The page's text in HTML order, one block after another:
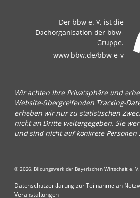
Der bbw e. V. ist die
Dachorganisation der bbw-
Gruppe.
www.bbw.de/bbw-e-v
Wir achten Ihre Privatsphäre und
Website-übergreifenden Tracking-
erheben wir nur zu statistischen
nicht an Dritte weitergegeben. Sie
und sind nicht auf konkrete Personen
© 2026, Bildungswerk der Bayerischen Wirtschaft e. V.
Datenschutzerklärung zur Teilnahme an
Veranstaltungen